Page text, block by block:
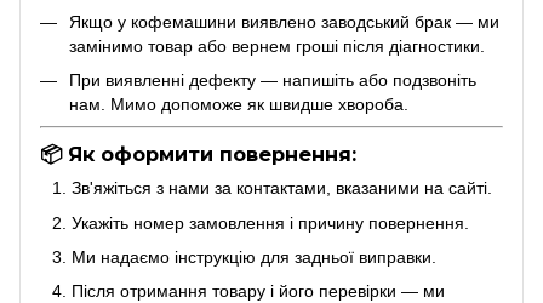
Якщо у кофемашини виявлено заводський брак — ми
замінимо товар або вернем гроші після діагностики.
При виявленні дефекту — напишіть або подзвоніть
нам. Мимо допоможе як швидше хвороба.
📦 Як оформити повернення:
Зв'яжіться з нами за контактами, вказаними на сайті.
Укажіть номер замовлення і причину повернення.
Ми надаємо інструкцію для задньої виправки.
Після отримання товару і його перевірки — ми